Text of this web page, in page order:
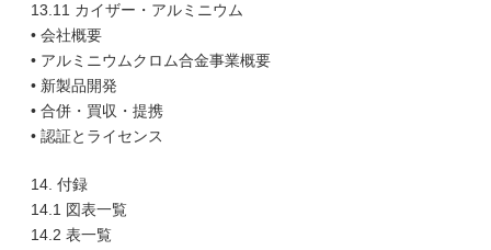
13.11 カイザー・アルミニウム
• 会社概要
• アルミニウムクロム合金事業概要
• 新製品開発
• 合併・買収・提携
• 認証とライセンス
14. 付録
14.1 図表一覧
14.2 表一覧